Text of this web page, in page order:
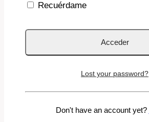
Recuérdame
Lost your password?
Don't have an account yet?